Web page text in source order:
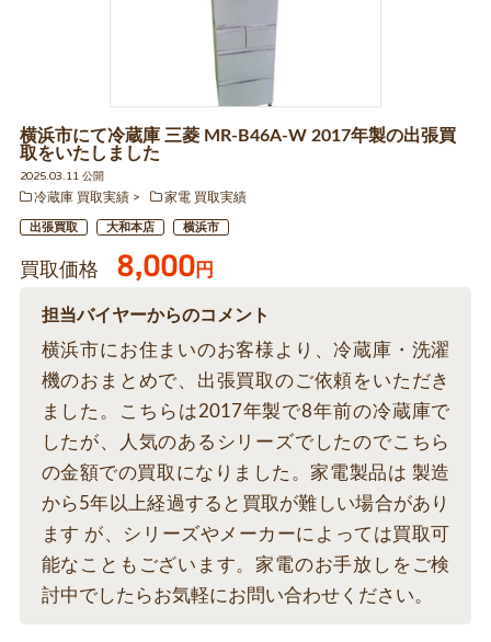
横浜市にて冷蔵庫 三菱 MR-B46A-W 2017年製の出張買
取をいたしました
2025.03.11 公開
冷蔵庫 買取実績
家電 買取実績
出張買取 大和本店 横浜市
買取価格 8,000円
担当バイヤーからのコメント
横浜市にお住まいのお客様より、冷蔵庫・洗濯
機のおまとめで、出張買取のご依頼をいただき
ました。こちらは2017年製で8年前の冷蔵庫で
したが、人気のあるシリーズでしたのでこちら
の金額での買取になりました。家電製品は 製造
から5年以上経過すると買取が難しい場合があり
ます が、シリーズやメーカーによっては買取可
能なこともございます。家電のお手放しをご検
討中でしたらお気軽にお問い合わせください。